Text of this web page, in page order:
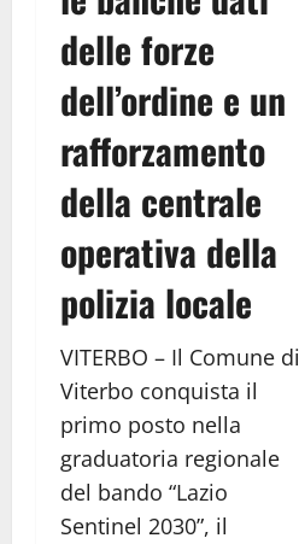
delle forze
dell’ordine e un
rafforzamento
della centrale
operativa della
polizia locale
VITERBO – Il Comune di
Viterbo conquista il
primo posto nella
graduatoria regionale
del bando “Lazio
Sentinel 2030”, il